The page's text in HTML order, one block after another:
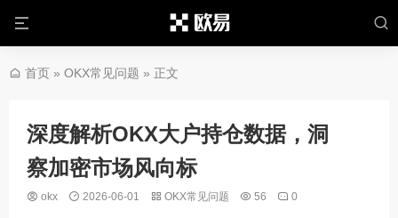
首页 » OKX常见问题 » 正文
深度解析OKX大户持仓数据，洞
察加密市场风向标
okx 2026-06-01 OKX常见问题 56 0